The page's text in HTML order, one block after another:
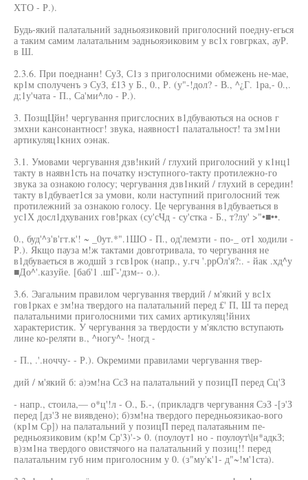
ХТО - Р.).
Будь-який палатальний задньоязиковий приголосний поедну-егься
а таким самим лалатальним эадньояэиковим у вс1х говгрках, ауР.
в Ш.
2.3.6. При поеднанн! СуЗ, С1з з приголосними обмежень не-мае,
кр1м сполученъ э СуЗ, £13 у Б., 0., Р. (у"-!дол? - В., ^¿Г. 1ра,- 0.,.
д;1у'чата - П., Са'ми^ло - Р.).
3. ПозщЦйн! чергування пригслосних в1дбуваються на основ г
змхни кансонантносг! звука, наявност1 палатальност! та зм1ни
артикуляц1кних оэнак.
3.1. Умовами чергування дзв!нкий / глухий приголосний у к1нц1
такту в наявн1сть на початку нэступного-такту протилежно-го
звука за ознакою голосу; чергування дзв1нкий / глухий в середин!
такту в1дбувает1ся за умови, коли наступний приголосний теж
протилежний за ознакою голосу. Це чергування в1дбуваеться в
ус1Х досл1дхуваних гов!рках (су'сЧд - су'стка - Б., т?лу' >"•■••.
0., буд'^з'в'гт.к'! ~ _0ут.*".1ШО - П., од'лемзти - по-_ от1 ходили -
Р.). Якщо пауза м!ж тактами довготривала, то чергування не
в1дбуваеться в жодшй з гсв1рок (напр., у.гч '.ррОл'я?:. - йак .хд^у
■До^'.казуйе. [баб'1 .шГ-'дзм-- о.).
3.6. Эагальним правилом чергування твердий / м'який у вс1х
гов1рках е зм!на твердого на палатальний перед £' П, Ш та перед
палатальними приголосними тих самих артикуляц!йних
характеристик. У чергування за твердости у м'яклстю вступають
лине ко-реляти в., ^ногу^- !ногд -
- П., .'.ноччу- - Р.). Окремими правилами чергування твер-
дий / м'який б: а)эм!на СсЗ на палатальний у позицП перед Сц'З
- напр., стоила,— о*ц'!л - О., Б.-, (прикладгв чергування СэЗ -[э'З
перед [дз'З не виявдено); б)зм!на твердого передньоязикао-вого
(кр1м Ср]) на палатальний у позицП перед палатаяьним пе-
редньоязиковим (кр!м Ср'3)'-> 0. (поулоут1 но - поулоут\|н*адкЗ;
в)зм1на твердого овистячого на палатальний у позиц!! перед
палатальним губ ним приголосним у 0. (з"му'к'1- д"~!м'1ста).